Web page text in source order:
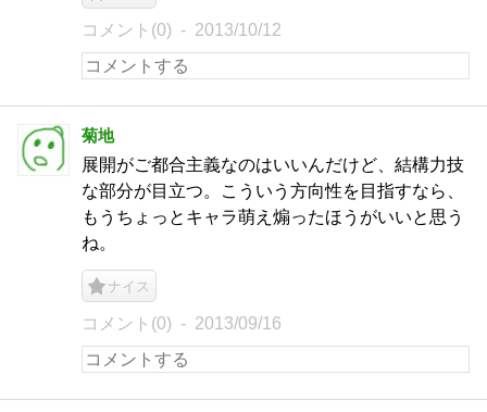
コメント(0) 2013/10/12
菊地
展開がご都合主義なのはいいんだけど、結構力技
な部分が目立つ。こういう方向性を目指すなら、
もうちょっとキャラ萌え煽ったほうがいいと思う
ね。
ナイス
コメント(0) 2013/09/16